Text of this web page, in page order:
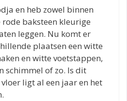
en heb zowel binnen
baksteen kleurige
leggen. Nu komt er
plaatsen een witte
en witte voetstappen,
schimmel of zo. Is dit
ligt al een jaar en het